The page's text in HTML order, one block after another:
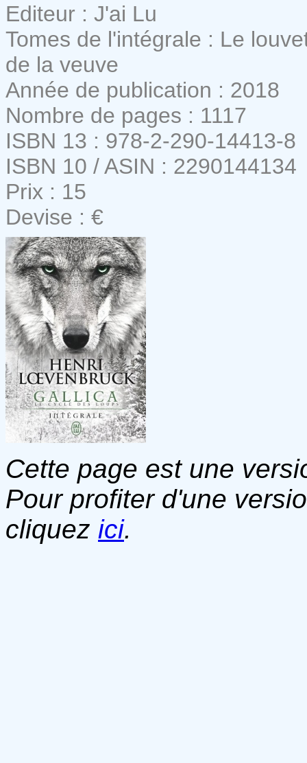
Editeur : J'ai Lu
Tomes de l'intégrale : Le
de la veuve
Année de publication : 2018
Nombre de pages : 1117
ISBN 13 : 978-2-290-14413-8
ISBN 10 / ASIN : 2290144134
Prix : 15
Devise : €
Cette page est une
Pour profiter d'une
cliquez ici.